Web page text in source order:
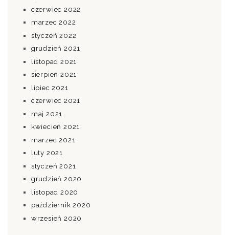
czerwiec 2022
marzec 2022
styczeń 2022
grudzień 2021
listopad 2021
sierpień 2021
lipiec 2021
czerwiec 2021
maj 2021
kwiecień 2021
marzec 2021
luty 2021
styczeń 2021
grudzień 2020
listopad 2020
październik 2020
wrzesień 2020